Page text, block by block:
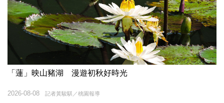
「蓮」映山豬湖 漫遊初秋好時光
記者黃駿騏／桃園報導
2026-08-08